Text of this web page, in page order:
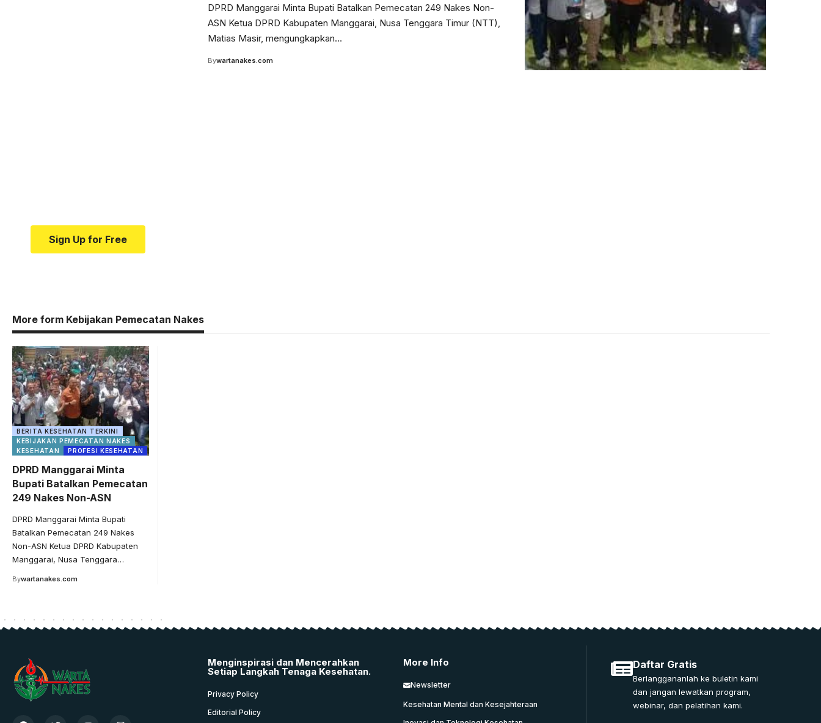
DPRD Manggarai Minta Bupati Batalkan Pemecatan 249 Nakes Non-
ASN Ketua DPRD Kabupaten Manggarai, Nusa Tenggara Timur (NTT),
Matias Masir, mengungkapkan…
Bywartanakes.com
Sign Up for Free
More form Kebijakan Pemecatan Nakes
BERITA KESEHATAN TERKINI
KEBIJAKAN PEMECATAN NAKES
KESEHATAN
PROFESI KESEHATAN
DPRD Manggarai Minta
Bupati Batalkan Pemecatan
249 Nakes Non-ASN
DPRD Manggarai Minta Bupati
Batalkan Pemecatan 249 Nakes
Non-ASN Ketua DPRD Kabupaten
Manggarai, Nusa Tenggara…
Bywartanakes.com
Menginspirasi dan Mencerahkan
Setiap Langkah Tenaga Kesehatan.
Privacy Policy
Editorial Policy
More Info
Newsletter
Kesehatan Mental dan Kesejahteraan
Daftar Gratis
Berlanggananlah ke buletin kami
dan jangan lewatkan program,
webinar, dan pelatihan kami.